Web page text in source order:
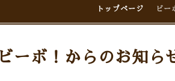
トップページ ビー
ビーボ！からのお知ら